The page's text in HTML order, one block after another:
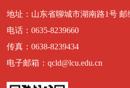
地址：山东省聊城市湖南路1号 邮
电话：0635-8239660
传真：0638-8239434
电子邮箱：qcld@lcu.edu.cn